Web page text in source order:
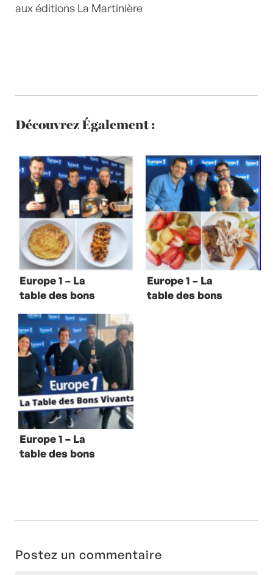
aux éditions La Martinière
Découvrez Également :
Europe 1 – La
table des bons
Victor Coutard et
Raphaël Mezrahi
Europe 1 – La
table des bons
Europe 1 – La
table des bons
Postez un commentaire